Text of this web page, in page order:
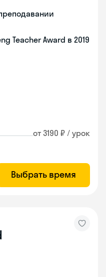
Teacher Award в 2019
от 3190 ₽ / урок
Выбрать время